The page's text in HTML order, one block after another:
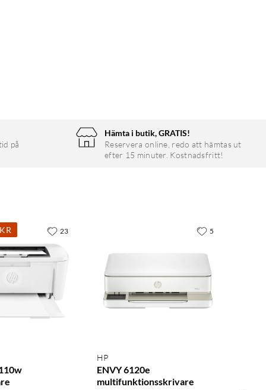
på
Hämta i butik, GRATIS!
Reservera online, redo att hämtas ut
efter 15 minuter. Kostnadsfritt!
23
HP
ENVY 6120e
multifunktionsskrivare
5